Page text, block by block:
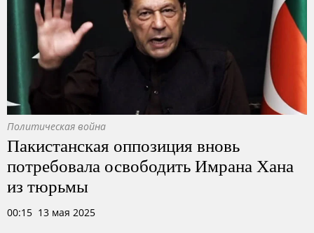
Политическая война
Пакистанская оппозиция вновь
потребовала освободить Имрана Хана
из тюрьмы
00:15 13 мая 2025